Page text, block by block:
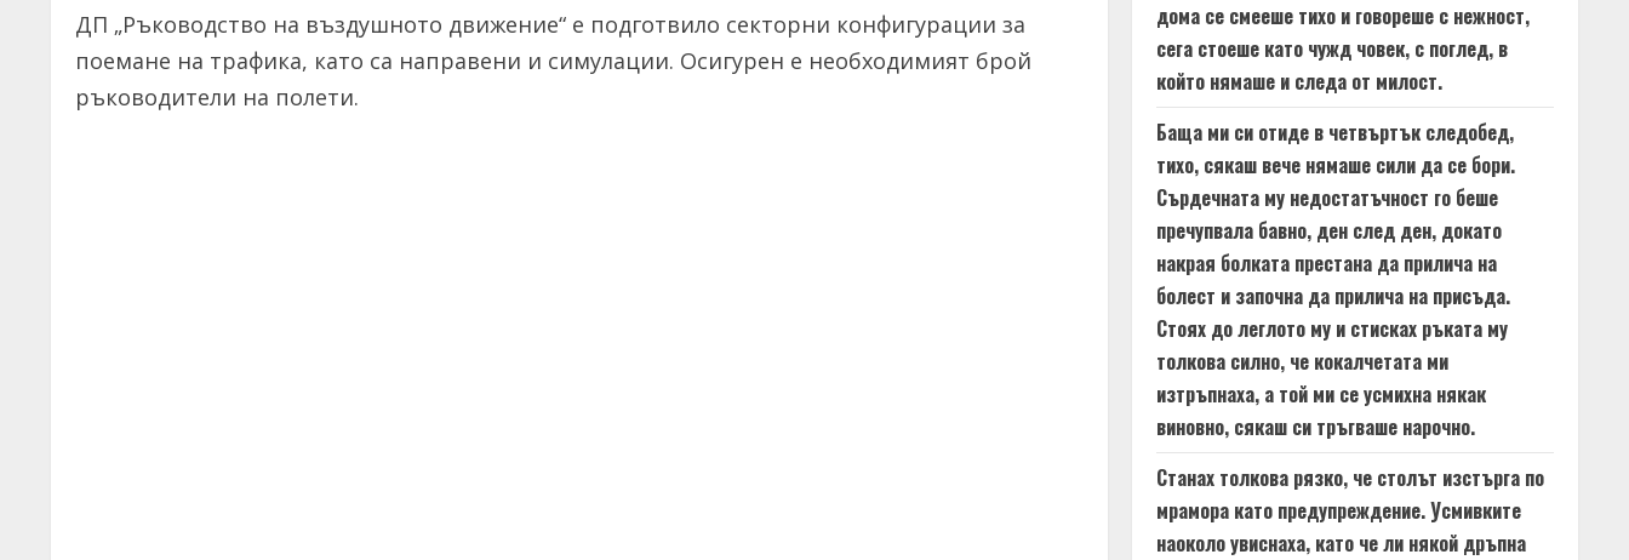
ДП „Ръководство на въздушното движение“ е подготвило секторни конфигурации за
поемане на трафика, като са направени и симулации. Осигурен е необходимият брой
ръководители на полети.
дома се смееше тихо и говореше с нежност,
сега стоеше като чужд човек, с поглед, в
който нямаше и следа от милост.
Баща ми си отиде в четвъртък следобед,
тихо, сякаш вече нямаше сили да се бори.
Сърдечната му недостатъчност го беше
пречупвала бавно, ден след ден, докато
накрая болката престана да прилича на
болест и започна да прилича на присъда.
Стоях до леглото му и стисках ръката му
толкова силно, че кокалчетата ми
изтръпнаха, а той ми се усмихна някак
виновно, сякаш си тръгваше нарочно.
Станах толкова рязко, че столът изстърга по
мрамора като предупреждение. Усмивките
наоколо увиснаха, като че ли някой дръпна